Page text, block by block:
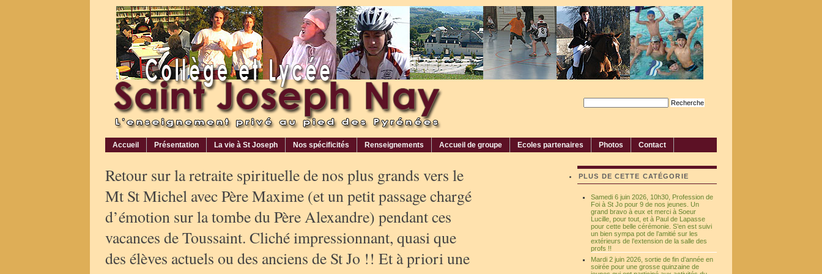
Accueil Présentation La vie à St Joseph Nos spécificités Renseignements Accueil de groupe Ecoles partenaires Photos Contact
Retour sur la retraite spirituelle de nos plus grands vers le
Mt St Michel avec Père Maxime (et un petit passage chargé
d’émotion sur la tombe du Père Alexandre) pendant ces
vacances de Toussaint. Cliché impressionnant, quasi que
des élèves actuels ou des anciens de St Jo !! Et à priori une
PLUS DE CETTE CATÉGORIE
Samedi 6 juin 2026, 10h30, Profession de
Foi à St Jo pour 9 de nos jeunes. Un
grand bravo à eux et merci à Soeur
Lucille, pour tout, et à Paul de Lapasse
pour cette belle cérémonie. S’en est suivi
un bien sympa pot de l’amitié sur les
extérieurs de l’extension de la salle des
profs !!
Mardi 2 juin 2026, sortie de fin d’année en
soirée pour une grosse quinzaine de